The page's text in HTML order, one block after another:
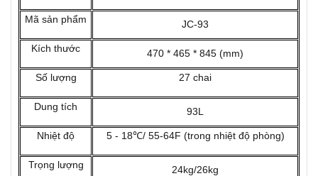
Mã sản phẩm JC-93
Kích thước 470 * 465 * 845 (mm)
Số lượng 27 chai
Dung tích 93L
Nhiệt độ 5 - 18℃/ 55-64F (trong nhiệt độ phòng)
Trọng lượng 24kg/26kg